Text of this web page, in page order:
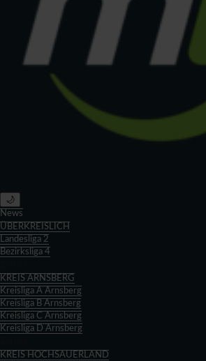
🌙
News
ÜBERKREISLICH
Landesliga 2
Bezirksliga 4
KREIS ARNSBERG
Kreisliga A Arnsberg
Kreisliga B Arnsberg
Kreisliga C Arnsberg
Kreisliga D Arnsberg
KREIS HOCHSAUERLAND